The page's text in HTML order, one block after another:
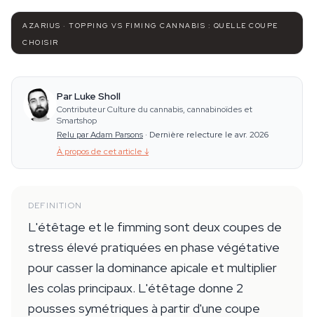
AZARIUS · TOPPING VS FIMING CANNABIS : QUELLE COUPE
CHOISIR
Par Luke Sholl
Contributeur Culture du cannabis, cannabinoïdes et
Smartshop
Relu par Adam Parsons · Dernière relecture le avr. 2026
À propos de cet article ↓
DEFINITION
L'étêtage et le fimming sont deux coupes de
stress élevé pratiquées en phase végétative
pour casser la dominance apicale et multiplier
les colas principaux. L'étêtage donne 2
pousses symétriques à partir d'une coupe